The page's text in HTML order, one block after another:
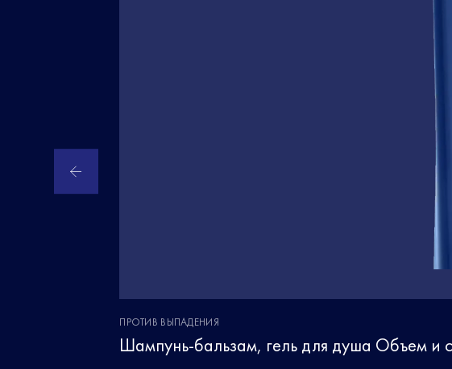
ПРОТИВ ВЫПАДЕНИЯ
Шампунь-бальзам, гель для душа Объем и